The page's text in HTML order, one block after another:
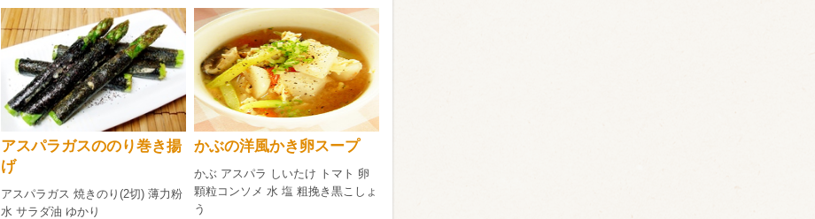
アスパラガスののり巻き揚
げ
アスパラガス 焼きのり(2切) 薄力粉
水 サラダ油 ゆかり
かぶの洋風かき卵スープ
かぶ アスパラ しいたけ トマト 卵
顆粒コンソメ 水 塩 粗挽き黒こしょ
う